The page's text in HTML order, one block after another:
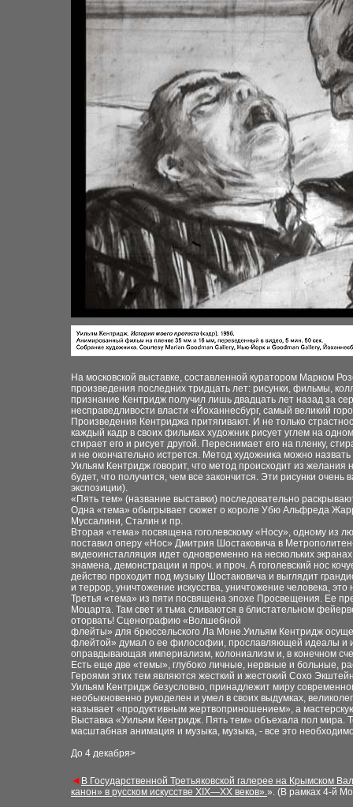
На московской выставке, составленной куратором Марком
произведения последних тридцать лет: рисунки, фильмы,
признание Кентридж получил лишь двадцать лет назад за
несправедливости власти «Йоханнесбург, самый великий
Произведения Кентриджа притягивают. И не только
каждый кадр в своих фильмах художник рисует углем на
стирает его и рисует другой. Переснимает его на пленку,
и не окончательно истрется. Метод художника можно
Уильям Кентридж говорит, что метод происходит из желания
будет, что получится, чем все закончится. Эти рисунки
экспозиции).
«Пять тем» (название выставки) последовательно
Одна «тема» обыгрывает сюжет о короле Убю Альфреда
Муссалини, Сталин и пр.
Вторая «тема» посвящена гоголевскому «Носу», одному из
поставил оперу «Нос» Дмитрия Шостаковича в
видеоинсталляция идет одновременно на нескольких
знамена, демонстрации и проч. и проч. А гоголевский нос
действо проходит под музыку Шостаковича и выглядит
и террор, уничтожение искусства, уничтожение человека, это
Третья «тема» из пяти посвящена эпохе Просвещения. Ее
Моцарта. Там свет и тьма сливаются в блистательном
оторвать! Сценографию «Волшебной
флейты» для брюссельского Ла Моне.Уильям Кентридж
флейтой» думал о ее философии, прославляющей идеалы и
оправдывающая империализм, колониализм и, в конечном
Есть еще две «темы», глубоко личные, нервные и больные,
Героями этих тем являются жесткий и жестокий Сохо
Уильям Кентридж безусловно, принадлежит миру
необыкновенно рукоделен и умел в своих выдумках,
называет «продуктивным жертвоприношением», а
Выставка «Уильям Кентридж. Пять тем» объехала пол мира.
масштабная анимация и музыка, музыка, - все это
До 4 декабря>
◄ В Государственной Третьяковской галерее на Крымском
канон» в русском искусстве XIX—XX веков».». (В рамках 4-й